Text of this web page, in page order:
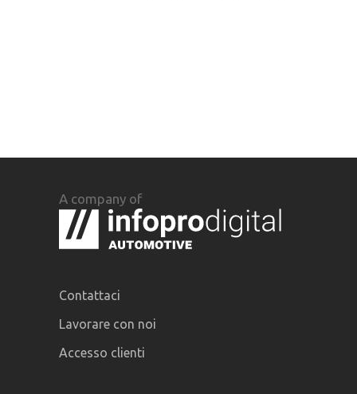
A company of
Contattaci
Lavorare con noi
Accesso clienti